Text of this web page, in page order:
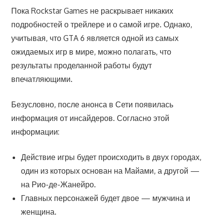
Пока Rockstar Games не раскрывает никаких
подробностей о трейлере и о самой игре. Однако,
учитывая, что GTA 6 является одной из самых
ожидаемых игр в мире, можно полагать, что
результаты проделанной работы будут
впечатляющими.
Безусловно, после анонса в Сети появилась
информация от инсайдеров. Согласно этой
информации:
Действие игры будет происходить в двух городах,
один из которых основан на Майами, а другой —
на Рио-де-Жанейро.
Главных персонажей будет двое — мужчина и
женщина.